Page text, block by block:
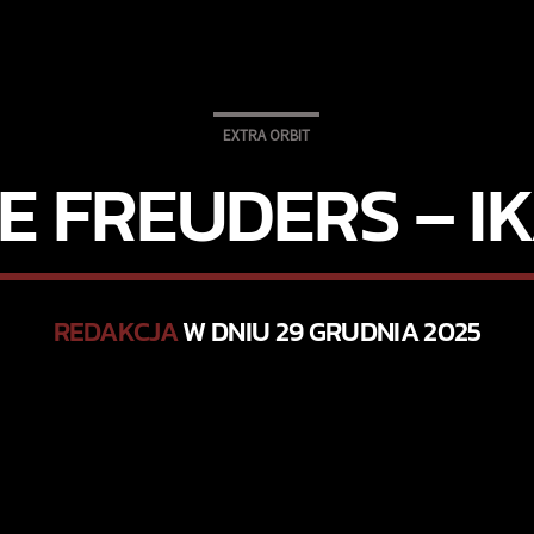
EXTRA ORBIT
FREUDERS –
REDAKCJAW DNIU 29 GRUDNIA 2025